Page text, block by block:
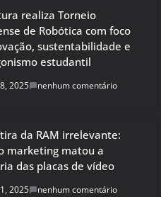
realiza Torneio
de Robótica com foco
sustentabilidade e
estudantil
2025 nenhum comentário
da RAM irrelevante:
marketing matou a
das placas de vídeo
2025 nenhum comentário